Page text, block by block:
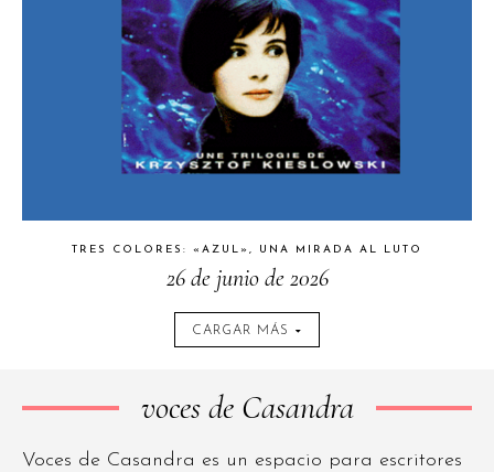
TRES COLORES: «AZUL», UNA MIRADA AL LUTO
26 de junio de 2026
CARGAR MÁS
voces de Casandra
Voces de Casandra es un espacio para escritores